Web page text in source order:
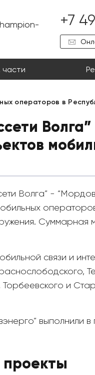
+7
части
операторов в
Волга” -
Суммарная
связи и
Торбеевского и
выполнили